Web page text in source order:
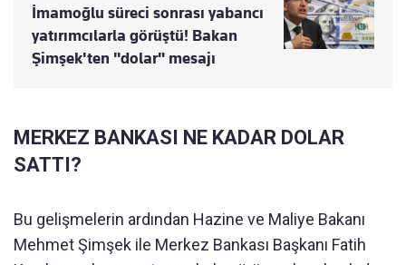
İmamoğlu süreci sonrası yabancı
yatırımcılarla görüştü! Bakan
Şimşek'ten "dolar" mesajı
MERKEZ BANKASI NE KADAR DOLAR
SATTI?
Bu gelişmelerin ardından Hazine ve Maliye Bakanı
Mehmet Şimşek ile Merkez Bankası Başkanı Fatih